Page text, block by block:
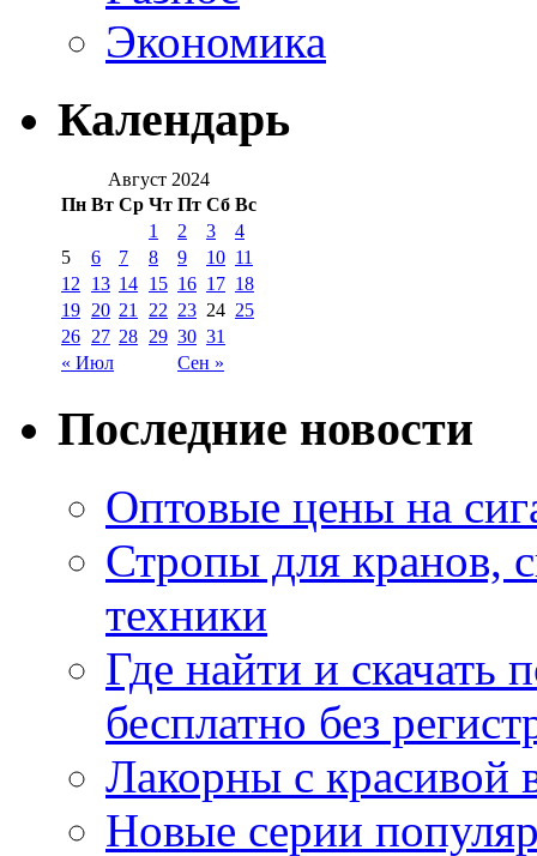
Экономика
Календарь
Август 2024
Пн Вт Ср Чт Пт Сб Вс
« Июл Сен »
1 2 3
4
5
6 7 8 9 10 11
12 13 14 15 16 17 18
19 20 21 22 23 24 25
26 27 28 29 30 31
Последние новости
Оптовые цены на
Стропы для кранов,
техники
Где найти и
бесплатно без
Лакорны с красивой
Новые серии